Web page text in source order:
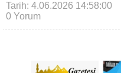
Tarih: 4.06.2026 14:58:00
0 Yorum